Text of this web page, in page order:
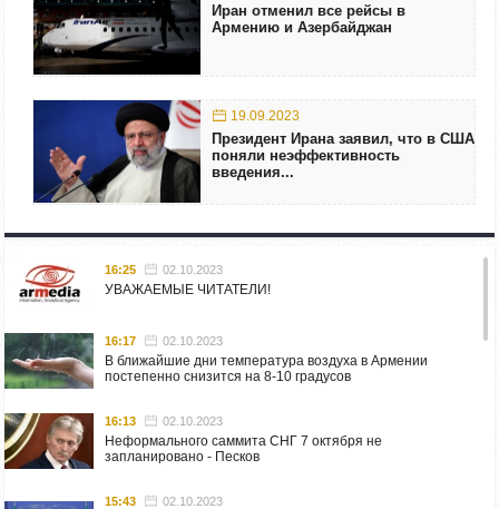
Иран отменил все рейсы в
Армению и Азербайджан
19.09.2023
Президент Ирана заявил, что в США
поняли неэффективность
введения...
16:25 02.10.2023
УВАЖАЕМЫЕ ЧИТАТЕЛИ!
16:17 02.10.2023
В ближайшие дни температура воздуха в Армении
постепенно снизится на 8-10 градусов
16:13 02.10.2023
Неформального саммита СНГ 7 октября не
запланировано - Песков
15:43 02.10.2023